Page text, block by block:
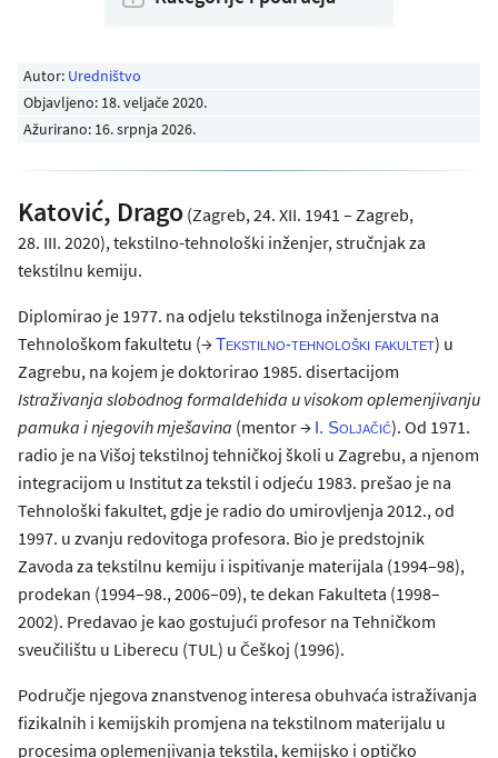
Autor: Uredništvo
Objavljeno: 18. veljače 2020.
Ažurirano: 16. srpnja 2026.
Katović, Drago (Zagreb, 24. XII. 1941 – Zagreb,
28. III. 2020), tekstilno-tehnološki inženjer, stručnjak za
tekstilnu kemiju.
Diplomirao je 1977. na odjelu tekstilnoga inženjerstva na
Tehnološkom fakultetu (→Tekstilno-tehnološki fakultet) u
Zagrebu, na kojem je doktorirao 1985. disertacijom
Istraživanja slobodnog formaldehida u visokom oplemenjivanju
pamuka i njegovih mješavina (mentor → I. Soljačić). Od 1971.
radio je na Višoj tekstilnoj tehničkoj školi u Zagrebu, a njenom
integracijom u Institut za tekstil i odjeću 1983. prešao je na
Tehnološki fakultet, gdje je radio do umirovljenja 2012., od
1997. u zvanju redovitoga profesora. Bio je predstojnik
Zavoda za tekstilnu kemiju i ispitivanje materijala (1994–98),
prodekan (1994–98., 2006–09), te dekan Fakulteta (1998–
2002). Predavao je kao gostujući profesor na Tehničkom
sveučilištu u Liberecu (TUL) u Češkoj (1996).
Područje njegova znanstvenog interesa obuhvaća istraživanja
fizikalnih i kemijskih promjena na tekstilnom materijalu u
procesima oplemenjivanja tekstila, kemijsko i optičko